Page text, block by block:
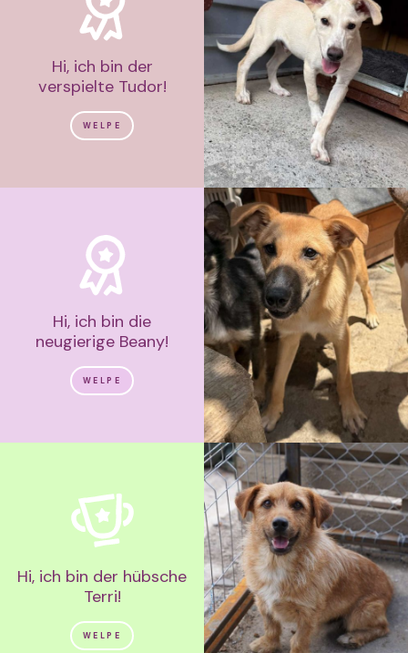
Hi, ich bin der
verspielte Tudor!
WELPE
Hi, ich bin die
neugierige Beany!
WELPE
Hi, ich bin der hübsche
Terri!
WELPE